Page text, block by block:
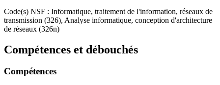
Code(s) NSF : Informatique, traitement de l'information, réseaux de
transmission (326), Analyse informatique, conception d'architecture
de réseaux (326n)
Compétences et débouchés
Compétences